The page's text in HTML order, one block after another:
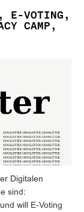
E-VOTING,
CAMP,
Digitalen
sind:
will E-Voting